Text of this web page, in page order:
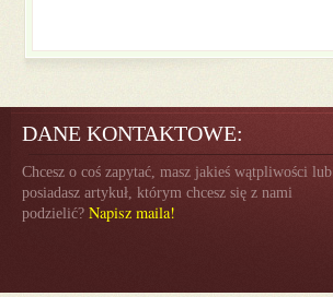
DANE KONTAKTOWE:
Chcesz o coś zapytać, masz jakieś wątpliwości lub
posiadasz artykuł, którym chcesz się z nami
podzielić? Napisz maila!